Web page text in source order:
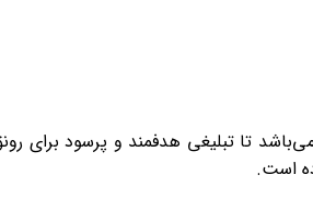
تا تبلیغی هدفمند و پرسود برای
است.